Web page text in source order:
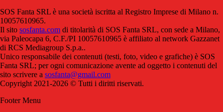
SOS Fanta SRL è una società iscritta al Registro Imprese di Milano n.
10057610965.
Il sito sosfanta.com di titolarità di SOS Fanta SRL, con sede a Milano,
via Paleocapa 6, C.F./PI 10057610965 è affiliato al network Gazzanet
di RCS Mediagroup S.p.a..
Unico responsabile dei contenuti (testi, foto, video e grafiche) è SOS
Fanta SRL; per ogni comunicazione avente ad oggetto i contenuti del
sito scrivere a sosfanta@gmail.com
Copyright 2021-2026 © Tutti i diritti riservati.
Footer Menu